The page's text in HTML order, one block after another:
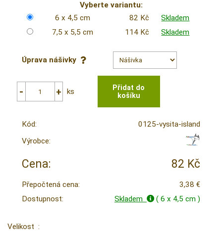
Vyberte variantu:
6 x 4,5 cm
82 Kč
Skladem
7,5 x 5,5 cm
114 Kč Skladem
Úprava nášivky
ks
Kód:
0125-vysita-island
Výrobce:
Cena: 82 Kč
Přepočtená cena:
3,38 €
Dostupnost:
Skladem ( 6 x 4,5 cm )
Velikost :